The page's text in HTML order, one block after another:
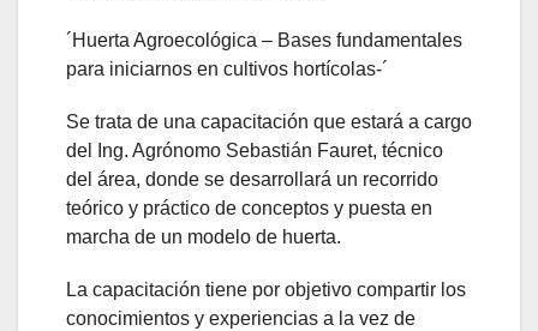
´Huerta Agroecológica – Bases fundamentales
para iniciarnos en cultivos hortícolas-´
Se trata de una capacitación que estará a cargo
del Ing. Agrónomo Sebastián Fauret, técnico
del área, donde se desarrollará un recorrido
teórico y práctico de conceptos y puesta en
marcha de un modelo de huerta.
La capacitación tiene por objetivo compartir los
conocimientos y experiencias a la vez de